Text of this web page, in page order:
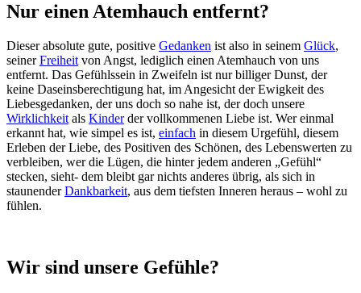
Nur einen Atemhauch entfernt?
Dieser absolute gute, positive Gedanken ist also in seinem Glück,
seinerFreiheit von Angst, lediglich einen Atemhauch von uns
entfernt. Das Gefühlssein in Zweifeln ist nur billiger Dunst, der
keine Daseinsberechtigung hat, im Angesicht der Ewigkeit des
Liebesgedanken, der uns doch so nahe ist, der doch unsere
Wirklichkeit als Kinderder vollkommenen Liebe ist. Wer einmal
erkannt hat, wie simpel es ist, einfach in diesem Urgefühl, diesem
Erleben der Liebe, des Positiven des Schönen, des Lebenswerten zu
verbleiben, wer die Lügen, die hinter jedem anderen „Gefühl“
stecken, sieht- dem bleibt gar nichts anderes übrig, als sich in
staunenderDankbarkeit, aus dem tiefsten Inneren heraus – wohl zu
fühlen.
Wir sind unsere Gefühle?